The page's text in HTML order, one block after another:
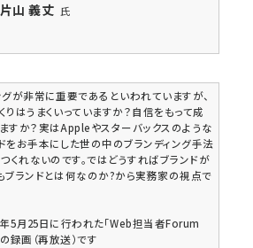
片山 義丈 氏
グが非常に重要であるといわれていますが、
りはうまくいっていますか？自信をもって成
すか？実はAppleやスターバックスのような
をお手本にした世の中のブランディング手法
くれないのです。ではどうすればブランドが
ブランドとは何なのか?から実務家の視点で
5月25日に行われた「Web担当者Forum
録画（再放送）です